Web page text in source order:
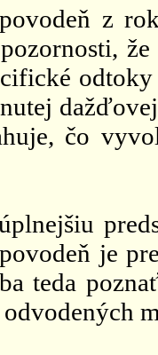
z
čo
je
teda